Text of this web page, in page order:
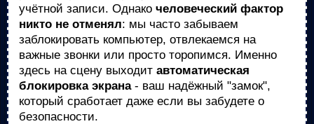
учётной записи. Однако человеческий фактор
никто не отменял: мы часто забываем
заблокировать компьютер, отвлекаемся на
важные звонки или просто торопимся. Именно
здесь на сцену выходит автоматическая
блокировка экрана- ваш надёжный "замок",
который сработает даже если вы забудете о
безопасности.